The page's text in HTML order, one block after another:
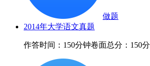
做题
2014年大学语文真题
作答时间：150分钟卷面总分：150分